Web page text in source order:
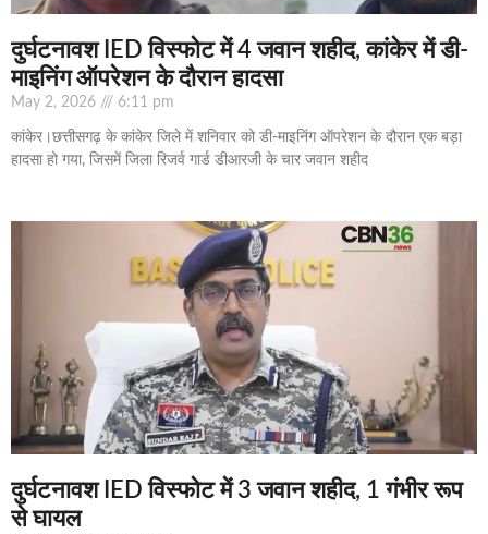
दुर्घटनावश IED विस्फोट में 4 जवान शहीद, कांकेर में डी-
माइनिंग ऑपरेशन के दौरान हादसा
May 2, 2026 6:11 pm
कांकेर।छत्तीसगढ़ के कांकेर जिले में शनिवार को डी-माइनिंग ऑपरेशन के दौरान एक बड़ा
हादसा हो गया, जिसमें जिला रिजर्व गार्ड डीआरजी के चार जवान शहीद
दुर्घटनावश IED विस्फोट में 3 जवान शहीद, 1 गंभीर रूप
से घायल